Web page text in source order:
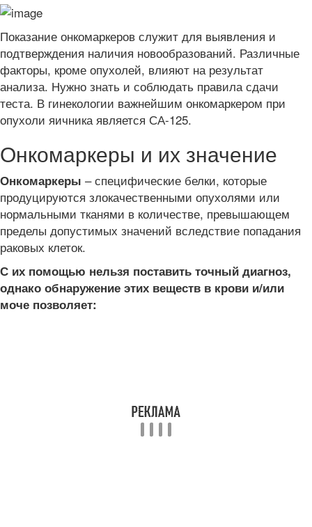
Показание онкомаркеров служит для выявления и
подтверждения наличия новообразований. Различные
факторы, кроме опухолей, влияют на результат
анализа. Нужно знать и соблюдать правила сдачи
теста. В гинекологии важнейшим онкомаркером при
опухоли яичника является СА-125.
Онкомаркеры и их значение
Онкомаркеры – специфические белки, которые
продуцируются злокачественными опухолями или
нормальными тканями в количестве, превышающем
пределы допустимых значений вследствие попадания
раковых клеток.
С их помощью нельзя поставить точный диагноз,
однако обнаружение этих веществ в крови и/или
моче позволяет: